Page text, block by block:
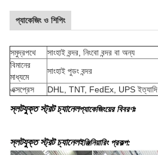
প্যাকেজিং ও শিপিং
সমুদ্রপথে
সাংহাই বন্দর, নিংবো বন্দর বা অন্য
বিমানের
মাধ্যমে
সাংহাই পুডং বন্দর
এক্সপ্রেস
DHL, TNT, FedEx, UPS ইত্যাদি
স্লটযুক্ত স্ট্রট চ্যানেলপ্যাকেজিংয়ের বিবরণঃ
স্লটযুক্ত স্ট্রট চ্যানেলইঞ্জিনিয়ারিং প্রকল্প: